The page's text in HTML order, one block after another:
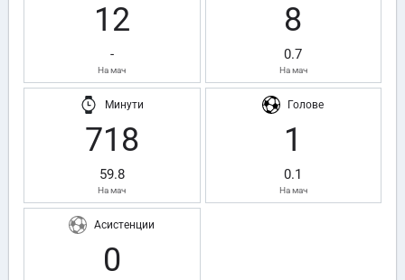
12
-
На мач
8
0.7
На мач
Минути
718
59.8
На мач
Голове
1
0.1
На мач
Асистенции
0